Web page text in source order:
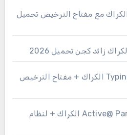
WA Auto Sender Pro الكراك مع مفتاح الترخيص تحميل
11.0.868 Typing Master Pro الكراك + مفتاح الترخيص
25.0.1 Active@ Partition Manager الكراك + لنظام